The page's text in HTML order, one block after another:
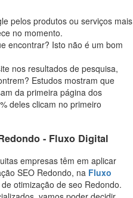
pelos produtos ou serviços mais
no momento.
encontrar? Isto não é um bom
nos resultados de pesquisa,
Estudos mostram que
da primeira página dos
deles clicam no primeiro
- Fluxo Digital
empresas têm em aplicar
SEO Redondo, na Fluxo
otimização de seo Redondo.